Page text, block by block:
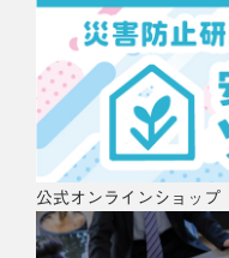
公式オンラインショップ